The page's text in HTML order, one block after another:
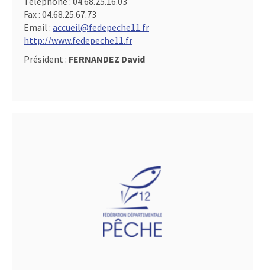
Fax : 04.68.25.67.73
Email : accueil@fedepeche11.fr
http://www.fedepeche11.fr
Président : FERNANDEZ David